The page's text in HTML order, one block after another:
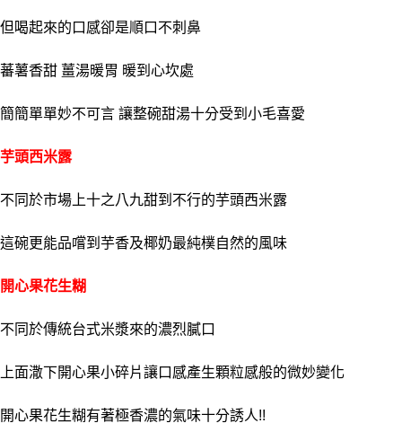
但喝起來的口感卻是順口不刺鼻
蕃薯香甜 薑湯暖胃 暖到心坎處
簡簡單單妙不可言 讓整碗甜湯十分受到小毛喜愛
芋頭西米露
不同於市場上十之八九甜到不行的芋頭西米露
這碗更能品嚐到芋香及椰奶最純樸自然的風味
開心果花生糊
不同於傳統台式米漿來的濃烈膩口
上面潵下開心果小碎片讓口感產生顆粒感般的微妙變化
開心果花生糊有著極香濃的氣味十分誘人!!